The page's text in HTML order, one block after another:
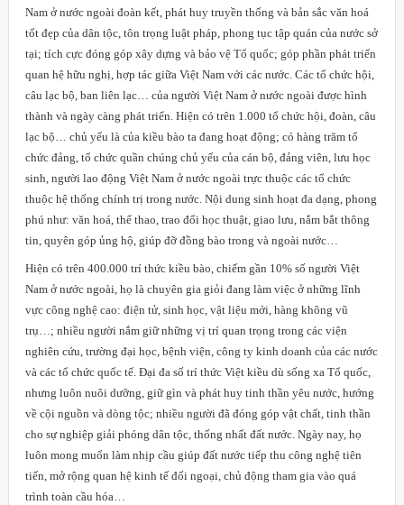
Nam ở nước ngoài đoàn kết, phát huy truyền thống và bản sắc văn hoá
tốt đẹp của dân tộc, tôn trọng luật pháp, phong tục tập quán của nước sở
tại; tích cực đóng góp xây dựng và bảo vệ Tổ quốc; góp phần phát triển
quan hệ hữu nghị, hợp tác giữa Việt Nam với các nước. Các tổ chức hội,
câu lạc bộ, ban liên lạc… của người Việt Nam ở nước ngoài được hình
thành và ngày càng phát triển. Hiện có trên 1.000 tổ chức hội, đoàn, câu
lạc bộ… chủ yếu là của kiều bào ta đang hoạt động; có hàng trăm tổ
chức đảng, tổ chức quần chúng chủ yếu của cán bộ, đảng viên, lưu học
sinh, người lao động Việt Nam ở nước ngoài trực thuộc các tổ chức
thuộc hệ thống chính trị trong nước. Nội dung sinh hoạt đa dạng, phong
phú như: văn hoá, thể thao, trao đổi học thuật, giao lưu, nắm bắt thông
tin, quyên góp ủng hộ, giúp đỡ đồng bào trong và ngoài nước…
Hiện có trên 400.000 trí thức kiều bào, chiếm gần 10% số người Việt
Nam ở nước ngoài, họ là chuyên gia giỏi đang làm việc ở những lĩnh
vực công nghệ cao: điện tử, sinh học, vật liệu mới, hàng không vũ
trụ…; nhiều người nắm giữ những vị trí quan trọng trong các viện
nghiên cứu, trường đại học, bệnh viện, công ty kinh doanh của các nước
và các tổ chức quốc tế. Đại đa số trí thức Việt kiều dù sống xa Tổ quốc,
nhưng luôn nuôi dưỡng, giữ gìn và phát huy tinh thần yêu nước, hướng
về cội nguồn và dòng tộc; nhiều người đã đóng góp vật chất, tinh thần
cho sự nghiệp giải phóng dân tộc, thống nhất đất nước. Ngày nay, họ
luôn mong muốn làm nhịp cầu giúp đất nước tiếp thu công nghệ tiên
tiến, mở rộng quan hệ kinh tế đối ngoại, chủ động tham gia vào quá
trình toàn cầu hóa…